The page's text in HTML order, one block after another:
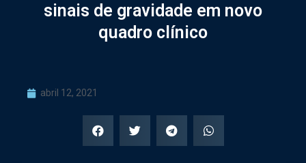
sinais de gravidade em novo
quadro clínico
abril 12, 2021